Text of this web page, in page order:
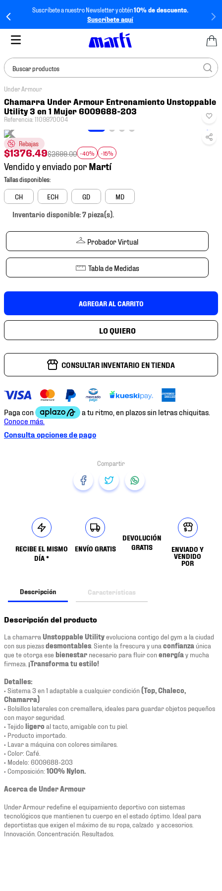
Suscríbete a nuestro Newsletter y obtén10% de descuento.
Suscríbete aquí
Buscar productos
Under Armour
Chamarra Under Armour Entrenamiento Unstoppable
Utility 3 en 1 Mujer 6009688-203
Referencia:1109870004
Rebajas
$1376.49$2699.00 -40% -15%
Vendido y enviado por
CH ECH GD MD
Inventario disponible: 7 pieza(s).
Probador Virtual
Tabla de Medidas
AGREGAR AL CARRITO
CONSULTAR INVENTARIO EN TIENDA
Consulta opciones de pago
RECIBE EL MISMO
DÍA *
ENVÍO GRATIS
DEVOLUCIÓN
GRATIS
ENVIADO Y
VENDIDO
POR
Descripción Características
Descripción del producto
La chamarra Unstoppable Utilityevoluciona contigo del gym a la ciudad
con sus piezasdesmontables . Siente la frescura y una confianza única
que te otorga ese bienestar necesario para fluir conenergía y mucha
firmeza. ¡Transforma tu estilo!
Detalles:
• Sistema 3 en 1 adaptable a cualquier condición(Top, Chaleco,
Chamarra)
• Bolsillos laterales con cremallera, ideales para guardar objetos pequeños
con mayor seguridad.
• Tejido ligero al tacto, amigable con tu piel.
• Producto importado.
• Lavar a máquina con colores similares.
• Color: Café.
• Modelo: 6009688-203
• Composición: 100% Nylon.
Acerca de Under Armour
Under Armour redefine el equipamiento deportivo con sistemas
tecnológicos que mantienen tu cuerpo en el estado óptimo. Ideal para
deportistas que exigen el máximo de su ropa, calzado y accesorios.
Innovación. Concentración. Resultados.
TÉRMINOS MÁS
BUSCADOS
1.
tenis mujer
2.
tenis hombre
3.
tenis
4
tenis futbol
jersey
6.
mochila
10. tenis nike